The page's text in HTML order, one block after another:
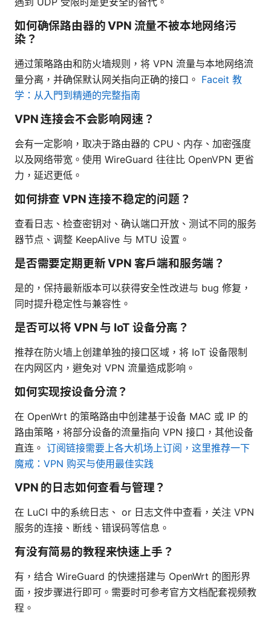
如何确保路由器的 VPN 流量不被本地网络污
染？
通过策略路由和防火墙规则，将 VPN 流量与本地网络流
量分离，并确保默认网关指向正确的接口。 Faceit 教
学：从入門到精通的完整指南
VPN 连接会不会影响网速？
会有一定影响，取决于路由器的 CPU、内存、加密强度
以及网络带宽。使用 WireGuard 往往比 OpenVPN 更省
力，延迟更低。
如何排查 VPN 连接不稳定的问题？
查看日志、检查密钥对、确认端口开放、测试不同的服务
器节点、调整 KeepAlive 与 MTU 设置。
是否需要定期更新 VPN 客户端和服务端？
是的，保持最新版本可以获得安全性改进与 bug 修复，
同时提升稳定性与兼容性。
是否可以将 VPN 与 IoT 设备分离？
推荐在防火墙上创建单独的接口区域，将 IoT 设备限制
在内网区内，避免对 VPN 流量造成影响。
如何实现按设备分流？
在 OpenWrt 的策略路由中创建基于设备 MAC 或 IP 的
路由策略，将部分设备的流量指向 VPN 接口，其他设备
直连。 订阅链接需要上各大机场上订阅，这里推荐一下
魔戒：VPN 购买与使用最佳实践
VPN 的日志如何查看与管理？
在 LuCI 中的系统日志、 or 日志文件中查看，关注 VPN
服务的连接、断线、错误码等信息。
有没有简易的教程来快速上手？
有，结合 WireGuard 的快速搭建与 OpenWrt 的图形界
面，按步骤进行即可。需要时可参考官方文档配套视频教
程。